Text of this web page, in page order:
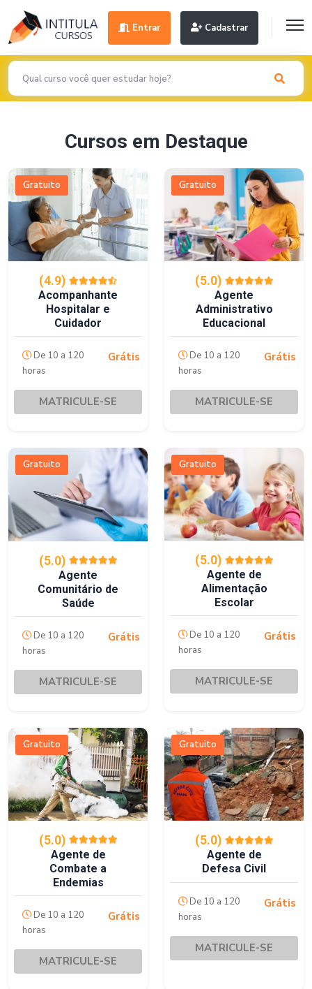
Entrar Cadastrar
Cursos em Destaque
Gratuito
(4.9)
Acompanhante
Hospitalar e
Cuidador
De 10 a 120
horas
Grátis
MATRICULE-SE
Gratuito
(5.0)
Agente
Administrativo
Educacional
De 10 a 120
horas
Grátis
MATRICULE-SE
Gratuito
(5.0)
Agente
Comunitário de
Saúde
De 10 a 120
horas
Grátis
MATRICULE-SE
Gratuito
(5.0)
Agente de
Alimentação
Escolar
De 10 a 120
horas
Grátis
MATRICULE-SE
Gratuito
(5.0)
Agente de
Combate a
Endemias
De 10 a 120
horas
Grátis
MATRICULE-SE
Gratuito
(5.0)
Agente de
Defesa Civil
De 10 a 120
horas
Grátis
MATRICULE-SE